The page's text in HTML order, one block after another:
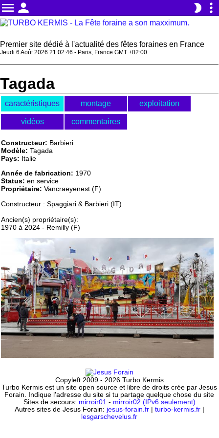
menu person brightness_2 more_vert
Premier site dédié à l'actualité des fêtes foraines en France
Jeudi 6 Août 2026 21:02:47 - Paris, France GMT +02:00
Tagada
caractéristiques montage exploitation
vidéos commentaires
Constructeur: Barbieri
Modèle: Tagada
Pays: Italie
Année de fabrication: 1970
Status: en service
Propriétaire: Vancraeyenest (F)
Constructeur : Spaggiari & Barbieri (IT)
Ancien(s) propriétaire(s):
1970 à 2024 - Remilly (F)
Copyleft 2009 - 2026 Turbo Kermis
Turbo Kermis est un site open source et libre de droits crée par Jesus
Forain. Indique l'adresse du site si tu partage quelque chose du site
Sites de secours: mirroir01 - mirroir02 (IPv6 seulement)
Autres sites de Jesus Forain: jesus-forain.fr| turbo-kermis.fr|
lesgarschevelus.fr